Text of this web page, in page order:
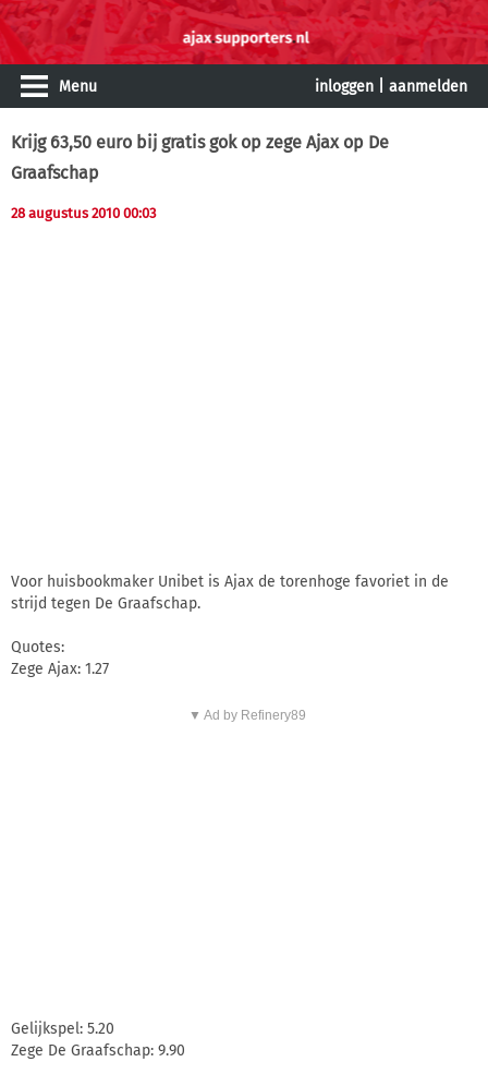
Menu inloggen aanmelden
Krijg 63,50 euro bij gratis gok op zege Ajax op De
Graafschap
28 augustus 2010 00:03
Voor huisbookmaker Unibet is Ajax de torenhoge favoriet in de
strijd tegen De Graafschap.
Quotes:
Zege Ajax: 1.27
▼ Ad by Refinery89
Gelijkspel: 5.20
Zege De Graafschap: 9.90